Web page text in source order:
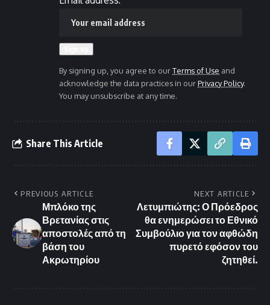
By signing up, you agree to ourTerms of Use and
acknowledge the data practices in ourPrivacy Policy.
You may unsubscribe at any time.
Share This Article
PREVIOUS ARTICLE
Μπλόκο της
Βρετανίας στις
αποστολές από τη
βάση του
Ακρωτηρίου
NEXT ARTICLE
Λετυμπιώτης: Ο Πρόεδρος
θα ενημερώσει το Εθνικό
Συμβούλιο για τον αφθώδη
πυρετό εφόσον του
ζητηθεί.